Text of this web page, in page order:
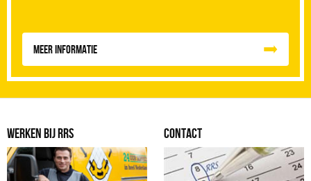
Meer informatie
WERKEN BIJ RRS CONTACT